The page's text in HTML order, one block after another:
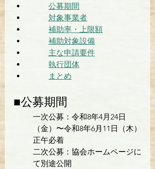
公募期間
対象事業者
補助率・上限額
補助対象設備
主な申請要件
執行団体
まとめ
■公募期間
一次公募：令和8年4月24日
（金）〜令和8年6月11日（木）
正午必着
二次公募：協会ホームページに
て別途公開